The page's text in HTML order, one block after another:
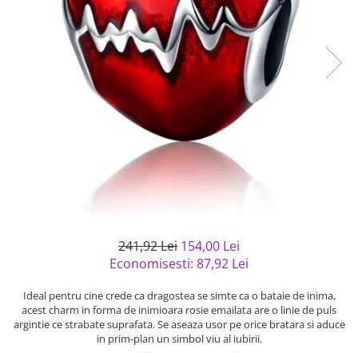
semipretioase
Bijuterii argint placat cu aur
Bijuterii argint cu diverse
Bijuterii argint cu murano
Bijuterii de Lux
Bijuterii gotice si rock
Bijuterii Handmade
Bijuterii fantezie
Casete si cutii de bijuterii
241,92 Lei 154,00 Lei
Economisesti: 87,92 Lei
Ideal pentru cine crede ca dragostea se simte ca o bataie de inima,
acest charm in forma de inimioara rosie emailata are o linie de puls
argintie ce strabate suprafata. Se aseaza usor pe orice bratara si aduce
in prim-plan un simbol viu al iubirii.